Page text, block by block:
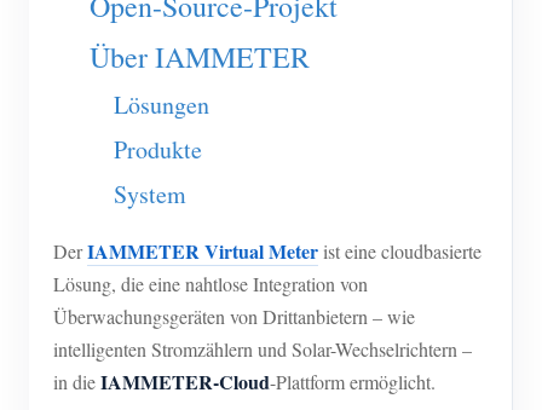
Stromverbrauchsmonitor
Hausautomation
Nachrichten
Blog
Community
Mitwirkendenprogramm
Mitwirkenden-Center
Forum
App Store
Lösungen
Kontakt
Über uns
Über IAMMETER
Lösungen
Produkte
System
DerIAMMETER Virtual Meterist eine cloudbasierte
Lösung, die eine nahtlose Integration von
Überwachungsgeräten von Drittanbietern – wie
intelligenten Stromzählern und Solar-Wechselrichtern –
in dieIAMMETER-Cloud-Plattform ermöglicht.